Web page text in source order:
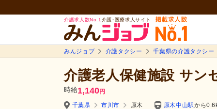
介護求人数No.1 介護･医療求人サイト
みんジョブ 介護タクシー 千葉県の介護タクシー
介護老人保健施設 サン
時給1,140円
千葉県
市川市 原木 原木中山駅から